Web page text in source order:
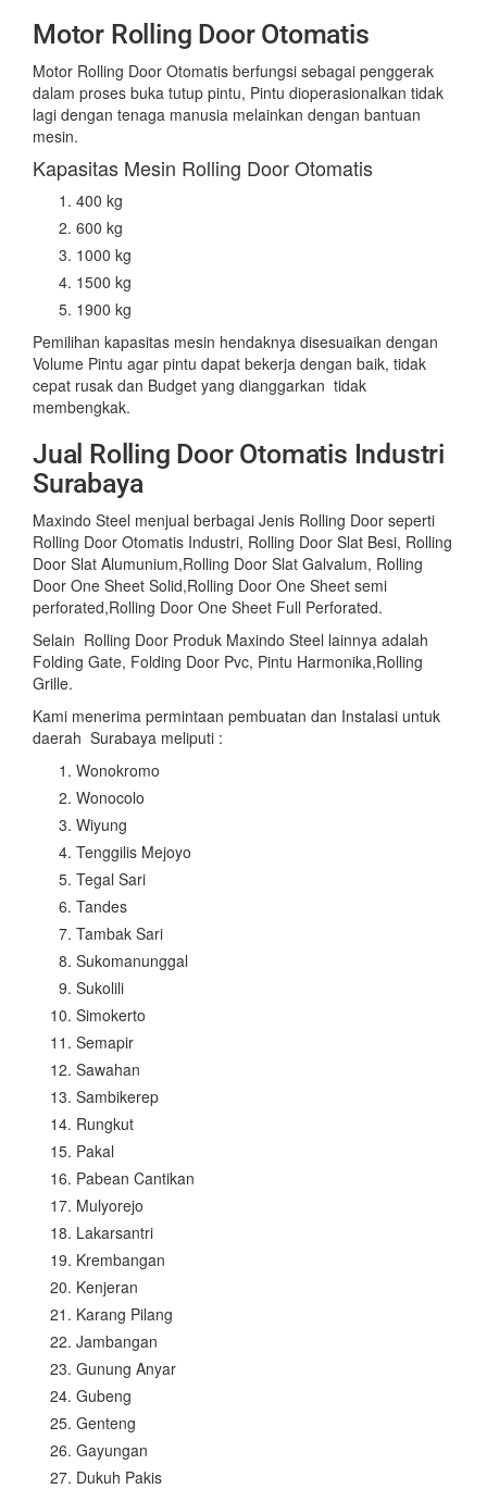
Motor Rolling Door Otomatis
Motor Rolling Door Otomatis berfungsi sebagai penggerak
dalam proses buka tutup pintu, Pintu dioperasionalkan tidak
lagi dengan tenaga manusia melainkan dengan bantuan
mesin.
Kapasitas Mesin Rolling Door Otomatis
400 kg
600 kg
1000 kg
1500 kg
1900 kg
Pemilihan kapasitas mesin hendaknya disesuaikan dengan
Volume Pintu agar pintu dapat bekerja dengan baik, tidak
cepat rusak dan Budget yang dianggarkan tidak
membengkak.
Jual Rolling Door Otomatis Industri
Surabaya
Maxindo Steel menjual berbagai Jenis Rolling Door seperti
Rolling Door Otomatis Industri, Rolling Door Slat Besi, Rolling
Door Slat Alumunium,Rolling Door Slat Galvalum, Rolling
Door One Sheet Solid,Rolling Door One Sheet semi
perforated,Rolling Door One Sheet Full Perforated.
Selain Rolling Door Produk Maxindo Steel lainnya adalah
Folding Gate, Folding Door Pvc, Pintu Harmonika,Rolling
Grille.
Kami menerima permintaan pembuatan dan Instalasi untuk
daerah Surabaya meliputi :
Wonokromo
Wonocolo
Wiyung
Tenggilis Mejoyo
Tegal Sari
Tandes
Tambak Sari
Sukomanunggal
Sukolili
Simokerto
Semapir
Sawahan
Sambikerep
Rungkut
Pakal
Pabean Cantikan
Mulyorejo
Lakarsantri
Krembangan
Kenjeran
Karang Pilang
Jambangan
Gunung Anyar
Gubeng
Genteng
Gayungan
Dukuh Pakis